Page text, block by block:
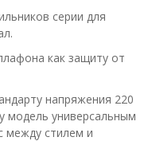
серии для
как защиту от
напряжения 220
модель универсальным
между стилем и